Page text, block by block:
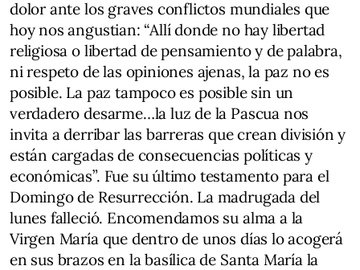
dolor ante los graves conflictos mundiales que
hoy nos angustian: “Allí donde no hay libertad
religiosa o libertad de pensamiento y de palabra,
ni respeto de las opiniones ajenas, la paz no es
posible. La paz tampoco es posible sin un
verdadero desarme…la luz de la Pascua nos
invita a derribar las barreras que crean división y
están cargadas de consecuencias políticas y
económicas”. Fue su último testamento para el
Domingo de Resurrección. La madrugada del
lunes falleció. Encomendamos su alma a la
Virgen María que dentro de unos días lo acogerá
en sus brazos en la basílica de Santa María la